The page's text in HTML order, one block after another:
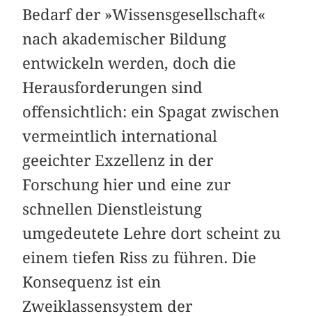
Bedarf der »Wissensgesellschaft«
nach akademischer Bildung
entwickeln werden, doch die
Herausforderungen sind
offensichtlich: ein Spagat zwischen
vermeintlich international
geeichter Exzellenz in der
Forschung hier und eine zur
schnellen Dienstleistung
umgedeutete Lehre dort scheint zu
einem tiefen Riss zu führen. Die
Konsequenz ist ein
Zweiklassensystem der